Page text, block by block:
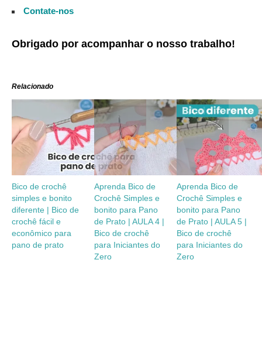
Contate-nos
Obrigado por acompanhar o nosso trabalho!
Relacionado
Bico de crochê
simples e bonito
diferente | Bico de
crochê fácil e
econômico para
pano de prato
Aprenda Bico de
Crochê Simples e
bonito para Pano
de Prato | AULA 4 |
Bico de crochê
para Iniciantes do
Zero
Aprenda Bico de
Crochê Simples e
bonito para Pano
de Prato | AULA 5 |
Bico de crochê
para Iniciantes do
Zero